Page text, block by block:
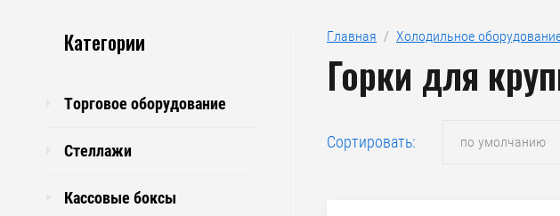
Категории
Торговое оборудование
Стеллажи
Кассовые боксы
Главная
  /
Холодильное
Горки для
Сортировать: по умолчанию